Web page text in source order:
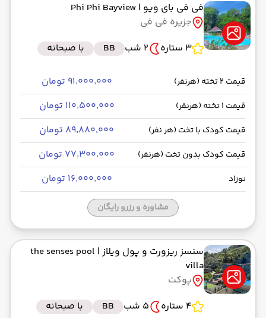
فی فی بای ویو | Phi Phi Bayview
جزیره فی فی
3 ستاره
2 شب BB با صبحانه
قیمت 2 تخته (هرنفر) ۹۱٬۰۰۰٬۰۰۰ تومان
قیمت 1 تخته (هرنفر) ۱۱۰٬۵۰۰٬۰۰۰ تومان
قیمت کودک با تخت (هر نفر) ۸۹٬۸۸۰٬۰۰۰ تومان
قیمت کودک بدون تخت (هرنفر) ۷۷٬۳۰۰٬۰۰۰ تومان
نوزاد ۱۶٬۰۰۰٬۰۰۰ تومان
مشاوره و رزرو رایگان
سنسز ریزورت و پول ویلاز | the senses pool
villa
پوکت
4 ستاره
5 شب BB
با صبحانه